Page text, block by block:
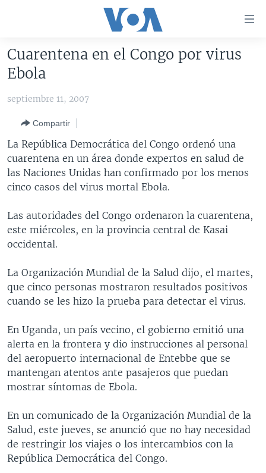
accesibilidad
Salte
contenido
principal
Salte
navegador
principal
Salte
AMÉRICA DEL NORTE
HAITÍ
ELECCIONES EEUU
VOTO DIVIDIDO
VOA VERIFICA
VOA VERIFICA UCRANIA/RUSIA
VOA VERIFICA INMIGRACIÓN
VOA VERIFICA AMÉRICA LATINA
AMÉRICA LATINA
ARGENTINA
BOLIVIA
COLOMBIA
CHILE
PERÚ
VENEZUELA
BRASIL
CHINA EN AMÉRICA LATINA
CENTROAMÉRICA
COSTA RICA
EL SALVADOR
GUATEMALA
NICARAGUA
OTRAS SECCIONES
INMIGRACIÓN
LIBERTAD DE PRENSA
ECONOMÍA
ENTRETENIMIENTO Y CULTURA
DEPORTES
CIENCIA Y SALUD
ESPECIALES DE LA VOA
LIBERTAD DE PRENSA
MULTIMEDIA
VIDEOS
AUDIOS
PROGRAMAS TV
FORO INTERAMERICANO
VISIÓN 360
LAS CLAVES
AVANCE INFORMATIVO
AUDIONOTICIAS
BUENOS DÍAS AMÉRICA
EL MUNDO AL DÍA [RADIO]
FORO [RADIO]
DIRECT
DOCUMENTALES DE LA VOA
SÍGANOS
Cuarentena en el Congo por virus
Ebola
septiembre 11, 2007
Compartir
La República Democrática del Congo ordenó una
cuarentena en un área donde expertos en salud de
las Naciones Unidas han confirmado por los menos
cinco casos del virus mortal Ebola.
Las autoridades del Congo ordenaron la cuarentena,
este miércoles, en la provincia central de Kasai
occidental.
La Organización Mundial de la Salud dijo, el martes,
que cinco personas mostraron resultados positivos
cuando se les hizo la prueba para detectar el virus.
En Uganda, un país vecino, el gobierno emitió una
alerta en la frontera y dio instrucciones al personal
del aeropuerto internacional de Entebbe que se
mantengan atentos ante pasajeros que puedan
mostrar síntomas de Ebola.
En un comunicado de la Organización Mundial de la
Salud, este jueves, se anunció que no hay necesidad
de restringir los viajes o los intercambios con la
República Democrática del Congo.